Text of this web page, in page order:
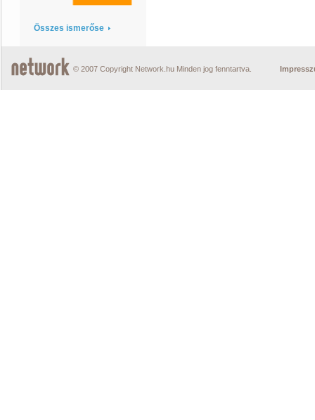
Összes ismerőse
© 2007 Copyright Network.hu Minden jog fenntartva.